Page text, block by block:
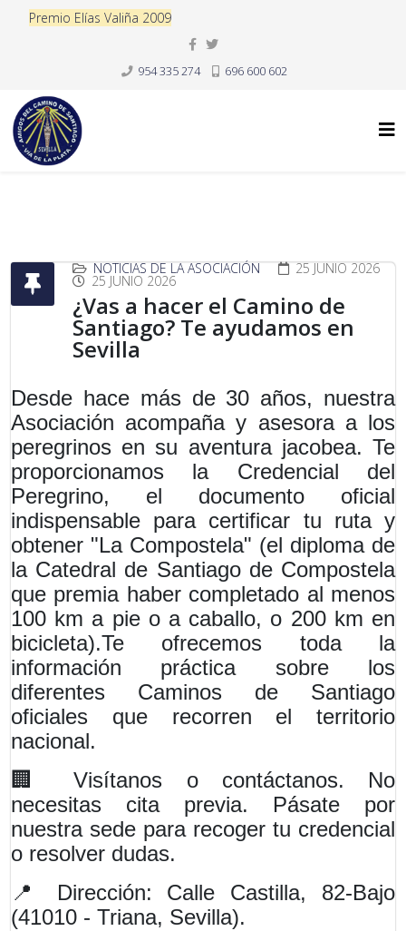
Premio Elías Valiña 2009
954 335 274 696 600 602
NOTICIAS DE LA ASOCIACIÓN 25 JUNIO 2026
25 JUNIO 2026
¿Vas a hacer el Camino de
Santiago? Te ayudamos en
Sevilla
Desde hace más de 30 años, nuestra
Asociación acompaña y asesora a los
peregrinos en su aventura jacobea. Te
proporcionamos la Credencial del
Peregrino, el documento oficial
indispensable para certificar tu ruta y
obtener "La Compostela" (el diploma de
la Catedral de Santiago de Compostela
que premia haber completado al menos
100 km a pie o a caballo, o 200 km en
bicicleta).Te ofrecemos toda la
información práctica sobre los
diferentes Caminos de Santiago
oficiales que recorren el territorio
nacional.
🏢 Visítanos o contáctanos. No
necesitas cita previa. Pásate por
nuestra sede para recoger tu credencial
o resolver dudas.
📍 Dirección: Calle Castilla, 82-Bajo
(41010 - Triana, Sevilla).